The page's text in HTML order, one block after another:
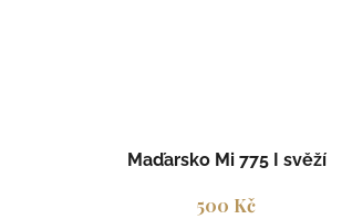
Maďarsko Mi 775 I svěží
500 Kč